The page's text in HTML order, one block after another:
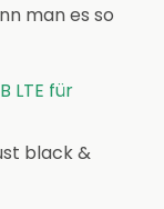
man es so
LTE für
black &